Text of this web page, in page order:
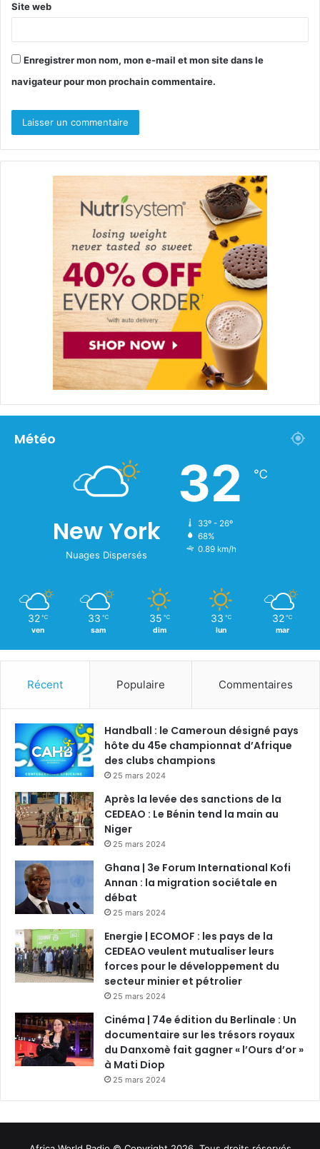
Site web
Enregistrer mon nom, mon e-mail et mon site dans le
navigateur pour mon prochain commentaire.
Météo
New York
Nuages Dispersés
32 ℃
33º - 26º
68%
0.89 km/h
32 ℃
ven
33 ℃
sam
35 ℃
dim
33 ℃
lun
32 ℃
mar
Récent Populaire Commentaires
Handball : le Cameroun désigné pays
hôte du 45e championnat d’Afrique
des clubs champions
25 mars 2024
Après la levée des sanctions de la
CEDEAO : Le Bénin tend la main au
Niger
25 mars 2024
Ghana | 3e Forum International Kofi
Annan : la migration sociétale en
débat
25 mars 2024
Energie | ECOMOF : les pays de la
CEDEAO veulent mutualiser leurs
forces pour le développement du
secteur minier et pétrolier
25 mars 2024
Cinéma | 74e édition du Berlinale : Un
documentaire sur les trésors royaux
du Danxomè fait gagner « l’Ours d’or »
à Mati Diop
25 mars 2024